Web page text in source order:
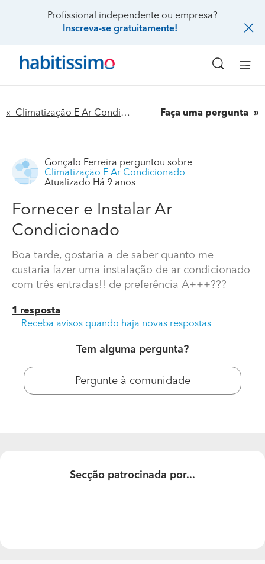
Profissional independente ou empresa?
Inscreva-se gratuitamente!
« Climatização E Ar Condicionado Faça uma pergunta
Gonçalo Ferreira perguntou sobre
Climatização E Ar Condicionado
Atualizado Há 9 anos
Fornecer e Instalar Ar
Condicionado
Boa tarde, gostaria a de saber quanto me
custaria fazer uma instalação de ar condicionado
com três entradas!! de preferência A+++???
1 resposta
Receba avisos quando haja novas respostas
Tem alguma pergunta?
Pergunte à comunidade
Secção patrocinada por...